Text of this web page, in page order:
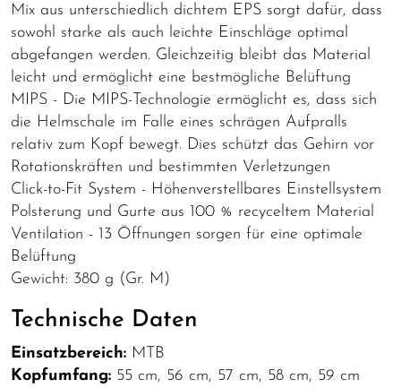
Mix aus unterschiedlich dichtem EPS sorgt dafür, dass
sowohl starke als auch leichte Einschläge optimal
abgefangen werden. Gleichzeitig bleibt das Material
leicht und ermöglicht eine bestmögliche Belüftung
MIPS - Die MIPS-Technologie ermöglicht es, dass sich
die Helmschale im Falle eines schrägen Aufpralls
relativ zum Kopf bewegt. Dies schützt das Gehirn vor
Rotationskräften und bestimmten Verletzungen
Click-to-Fit System - Höhenverstellbares Einstellsystem
Polsterung und Gurte aus 100 % recyceltem Material
Ventilation - 13 Öffnungen sorgen für eine optimale
Belüftung
Gewicht: 380 g (Gr. M)
Technische Daten
Einsatzbereich: MTB
Kopfumfang: 55 cm, 56 cm, 57 cm, 58 cm, 59 cm